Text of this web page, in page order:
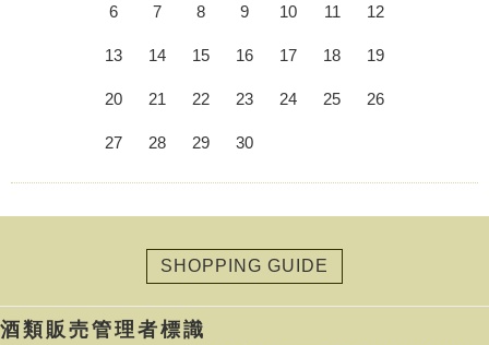
6 7 8 9 10 11 12
13 14 15 16 17 18 19
20 21 22 23 24 25 26
27 28 29 30
SHOPPING GUIDE
酒類販売管理者標識